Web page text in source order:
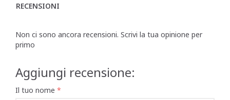
RECENSIONI
Non ci sono ancora recensioni. Scrivi la tua opinione per
primo
Aggiungi recensione:
Il tuo nome